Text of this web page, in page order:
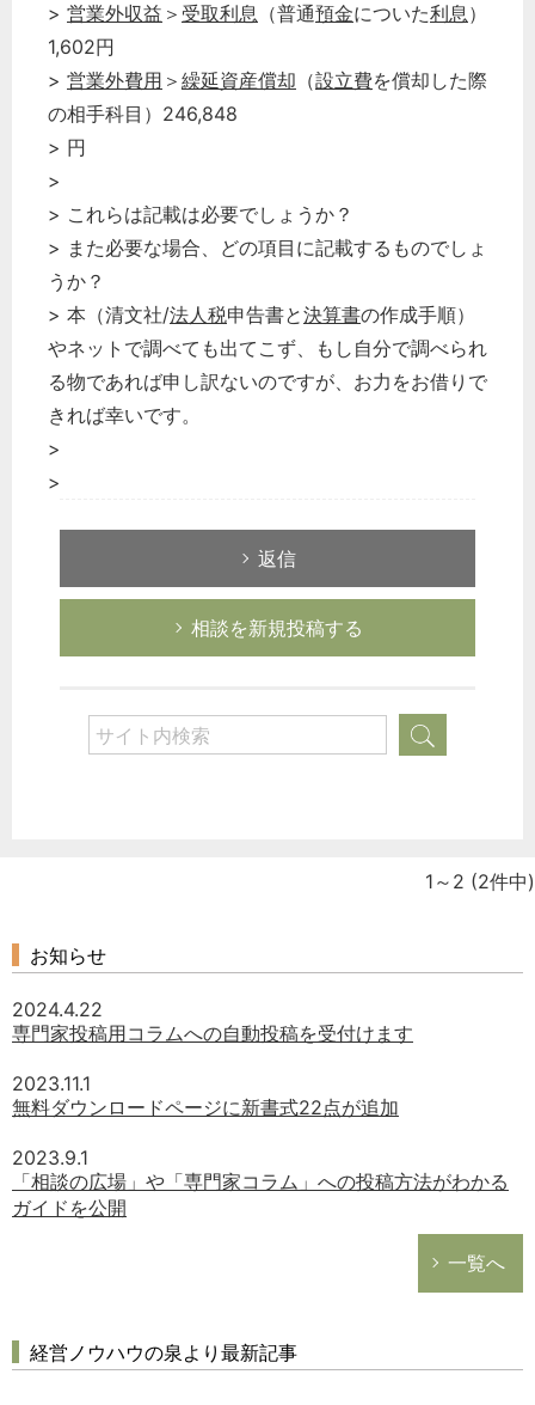
> 営業外収益 ＞ 受取利息 （普通預金についた利息）
1,602円
> 営業外費用 ＞ 繰延資産償却 （設立費を償却した際
の相手科目）246,848
> 円
>
> これらは記載は必要でしょうか？
> また必要な場合、どの項目に記載するものでしょ
うか？
> 本（清文社/法人税申告書と決算書の作成手順）
やネットで調べても出てこず、もし自分で調べられ
る物であれば申し訳ないのですが、お力をお借りで
きれば幸いです。
>
>
返信
相談を新規投稿する
労務管理
1～2 (2件中)
お知らせ
2024.4.22
専門家投稿用コラムへの自動投稿を受付けます
2023.11.1
無料ダウンロードページに新書式22点が追加
2023.9.1
「相談の広場」や「専門家コラム」への投稿方法がわかる
ガイドを公開
一覧へ
経営ノウハウの泉より最新記事